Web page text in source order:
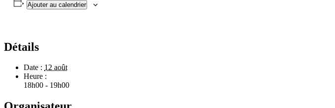
Ajouter au calendrier
Détails
Date : 12 août
Heure :
18h00 - 19h00